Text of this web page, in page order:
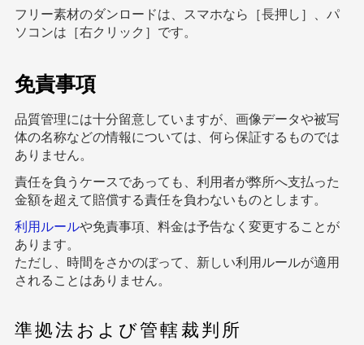
フリー素材のダンロードは、スマホなら［長押し］、パ
ソコンは［右クリック］です。
免責事項
品質管理には十分留意していますが、画像データや被写
体の名称などの情報については、何ら保証するものでは
ありません。
責任を負うケースであっても、利用者が弊所へ支払った
金額を超えて賠償する責任を負わないものとします。
利用ルールや免責事項、料金は予告なく変更することが
あります。
ただし、時間をさかのぼって、新しい利用ルールが適用
されることはありません。
準拠法および管轄裁判所